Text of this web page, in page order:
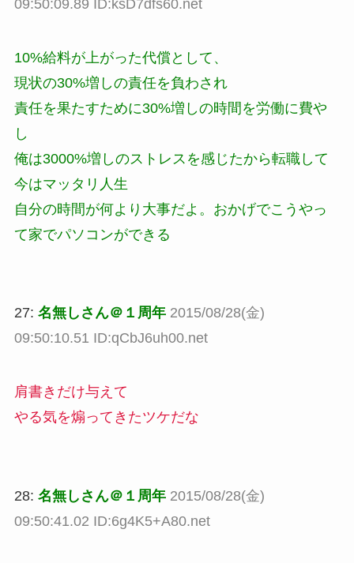
09:50:09.89 ID:ksD7dfs60.net
10%給料が上がった代償として、
現状の30%増しの責任を負わされ
責任を果たすために30%増しの時間を労働に費や
し
俺は3000%増しのストレスを感じたから転職して
今はマッタリ人生
自分の時間が何より大事だよ。おかげでこうやっ
て家でパソコンができる
27: 名無しさん＠１周年 2015/08/28(金)
09:50:10.51 ID:qCbJ6uh00.net
肩書きだけ与えて
やる気を煽ってきたツケだな
28: 名無しさん＠１周年 2015/08/28(金)
09:50:41.02 ID:6g4K5+A80.net